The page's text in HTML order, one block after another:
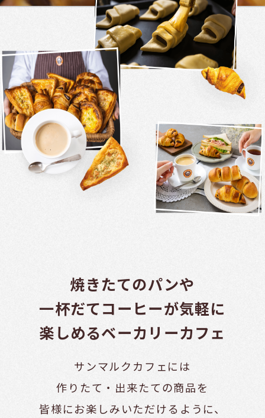
焼きたてのパンや
一杯だてコーヒーが気軽に
楽しめるベーカリーカフェ
サンマルクカフェには
作りたて・出来たての商品を
皆様にお楽しみいただけるように、